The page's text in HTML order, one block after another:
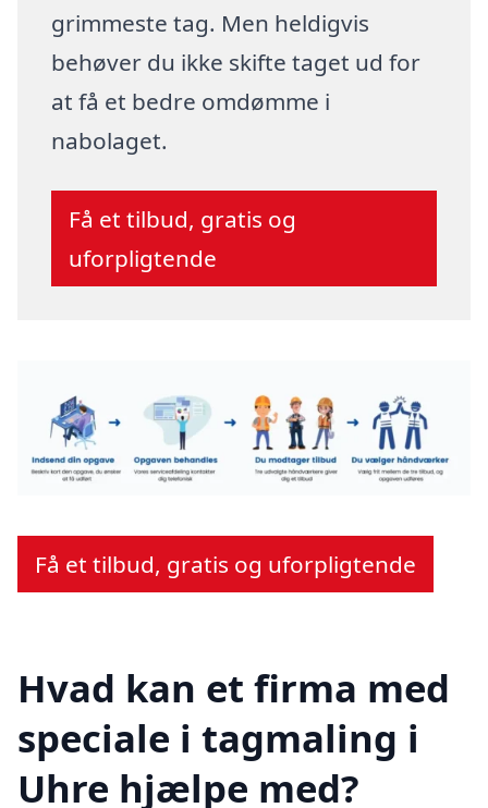
grimmeste tag. Men heldigvis
behøver du ikke skifte taget ud for
at få et bedre omdømme i
nabolaget.
Få et tilbud, gratis og
uforpligtende
Få et tilbud, gratis og uforpligtende
Hvad kan et firma med
speciale i tagmaling i
Uhre hjælpe med?